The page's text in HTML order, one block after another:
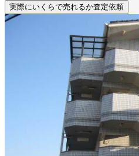
実際にいくらで売れるか査定依頼